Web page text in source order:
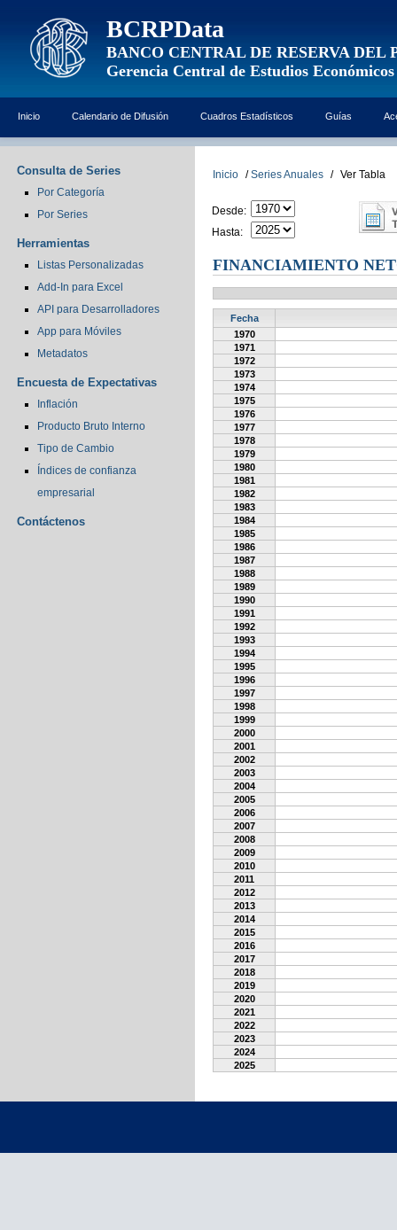
BCRPData
BANCO CENTRAL DE RESERVA DEL
Gerencia Central de Estudios Económicos
Inicio Calendario de Difusión Cuadros Estadísticos Guías
Consulta de Series
Por Categoría
Por Series
Herramientas
Listas Personalizadas
Add-In para Excel
API para Desarrolladores
App para Móviles
Metadatos
Encuesta de Expectativas
Inflación
Producto Bruto Interno
Tipo de Cambio
Índices de confianza
empresarial
Contáctenos
Inicio / Series Anuales / Ver Tabla
Desde:
Hasta:
FINANCIAMIENTO
Fecha
1970
1971
1972
1973
1974
1975
1976
1977
1978
1979
1980
1981
1982
1983
1984
1985
1986
1987
1988
1989
1990
1991
1992
1993
1994
1995
1996
1997
1998
1999
2000
2001
2002
2003
2004
2005
2006
2007
2008
2009
2010
2011
2012
2013
2014
2015
2016
2017
2018
2019
2020
2021
2022
2023
2024
2025